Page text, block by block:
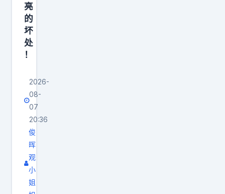
里
。
亮
的
坏
处
！
2026-
08-
07
20:36
俊
晖
观
小
姐